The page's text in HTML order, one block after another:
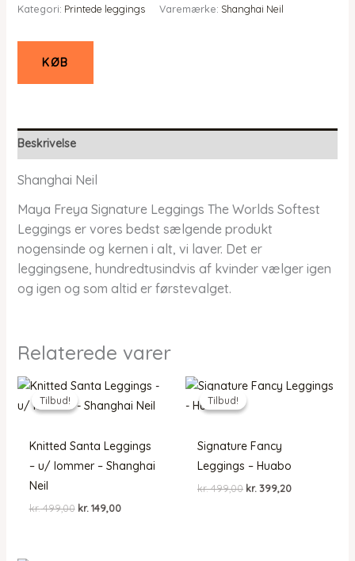
var:
er:
Kategori: Printede leggings Varemærke: Shanghai Neil
KØB
Beskrivelse
Shanghai Neil
Maya Freya Signature Leggings The Worlds Softest
Leggings er vores bedst sælgende produkt
nogensinde og kernen i alt, vi laver. Det er
leggingsene, hundredtusindvis af kvinder vælger igen
og igen og som altid er førstevalget.
Relaterede varer
Tilbud!
Tilbud!
Knitted Santa Leggings
– u/ lommer – Shanghai
Neil
kr.499,00 Den
kr. 149,00Den
Tilbud!
Tilbud!
Signature Fancy
Leggings – Huabo
kr.499,00 Den
kr. 399,20Den